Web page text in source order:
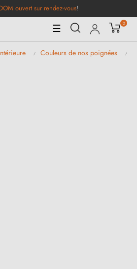
ouvert sur rendez-vous!
Basculer
la
navigation
☰ 0
Couleurs de nos poignées